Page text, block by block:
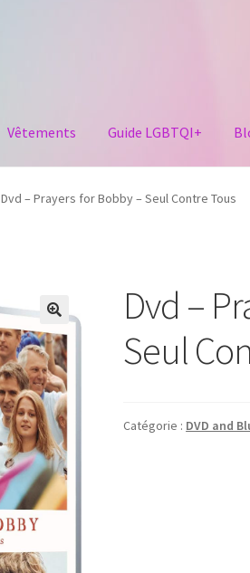
Vêtements Guide LGBTQI+
Dvd – Prayers for Bobby – Seul Contre Tous
Dvd –
Seul
Catégorie : DVD and